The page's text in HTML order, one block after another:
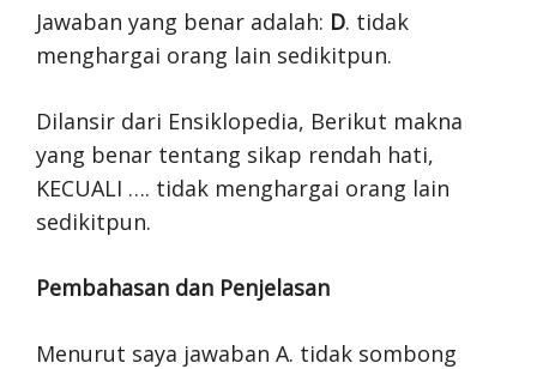
Jawaban yang benar adalah: D. tidak
menghargai orang lain sedikitpun.
Dilansir dari Ensiklopedia, Berikut makna
yang benar tentang sikap rendah hati,
KECUALI …. tidak menghargai orang lain
sedikitpun.
Pembahasan dan Penjelasan
Menurut saya jawaban A. tidak sombong